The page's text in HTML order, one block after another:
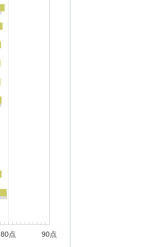
80点 90点